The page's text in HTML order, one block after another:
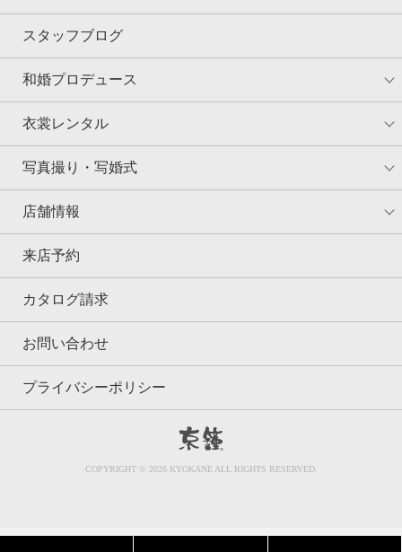
スタッフブログ
和婚プロデュース
衣裳レンタル
写真撮り・写婚式
店舗情報
来店予約
カタログ請求
お問い合わせ
プライバシーポリシー
COPYRIGHT © 2026 KYOKANE ALL RIGHTS RESERVED.